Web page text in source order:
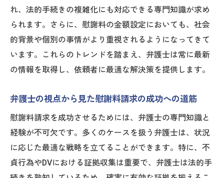
れ、法的手続きの複雑化にも対応できる専門知識が求め
られます。さらに、慰謝料の金額設定においても、社会
的背景や個別の事情がより重視されるようになってきて
います。これらのトレンドを踏まえ、弁護士は常に最新
の情報を取得し、依頼者に最適な解決策を提供します。
弁護士の視点から見た慰謝料請求の成功への道筋
慰謝料請求を成功させるためには、弁護士の専門知識と
経験が不可欠です。多くのケースを扱う弁護士は、状況
に応じた最適な戦略を立てることができます。特に、不
貞行為やDVにおける証拠収集は重要で、弁護士は法的手